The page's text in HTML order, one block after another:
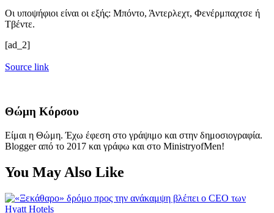
Οι υποψήφιοι είναι οι εξής: Mπόντο, Άντερλεχτ, Φενέρμπαχτσε ή
Τβέντε.
[ad_2]
Source link
Θώμη Κόρσου
Είμαι η Θώμη. Έχω έφεση στο γράψιμο και στην δημοσιογραφία.
Blogger από το 2017 και γράφω και στο MinistryofMen!
You May Also Like